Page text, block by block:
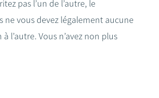
pas l’un de l’autre, le
ne vous devez légalement aucune
l’autre. Vous n’avez non plus